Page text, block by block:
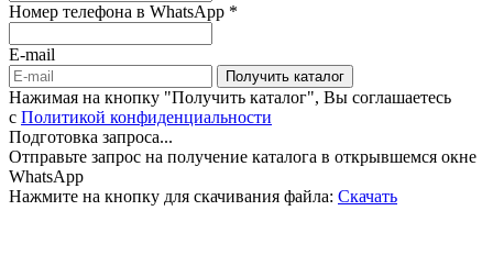
Номер телефона в WhatsApp *
E-mail
Получить каталог
Нажимая на кнопку "Получить каталог", Вы соглашаетесь
c Политикой конфиденциальности
Подготовка запроса...
Отправьте запрос на получение каталога в открывшемся окне
WhatsApp
Нажмите на кнопку для скачивания файла: Скачать